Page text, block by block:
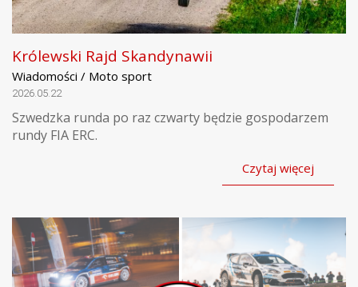
Królewski Rajd Skandynawii
Wiadomości / Moto sport
2026.05.22
Szwedzka runda po raz czwarty będzie gospodarzem
rundy FIA ERC.
Czytaj więcej